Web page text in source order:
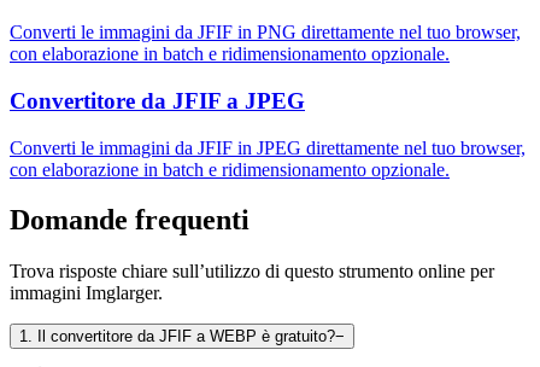
Converti le immagini da JFIF in PNG direttamente nel tuo browser,
con elaborazione in batch e ridimensionamento opzionale.
Convertitore da JFIF a JPEG
Converti le immagini da JFIF in JPEG direttamente nel tuo browser,
con elaborazione in batch e ridimensionamento opzionale.
Domande frequenti
Trova risposte chiare sull’utilizzo di questo strumento online per
immagini Imglarger.
1. Il convertitore da JFIF a WEBP è gratuito?−